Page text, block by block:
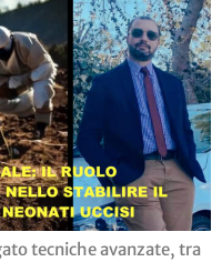
tecniche avanzate, tra